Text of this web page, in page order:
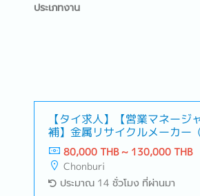
ประเภทงาน
【タイ求人】【営業マネージ
補】金属リサイクルメーカー
中国語が活かせる！）
80,000 THB ~ 130,000 THB
Chonburi
ประมาณ 14 ชั่วโมง ที่ผ่านมา